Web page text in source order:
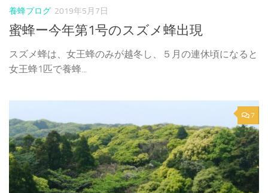
養蜂ブログ 2019年5月7日
蜜蜂ー今年第1号のスズメ蜂出現
スズメ蜂は、女王蜂のみが越冬し、５月の連休頃になると
女王蜂1匹で養蜂...
7